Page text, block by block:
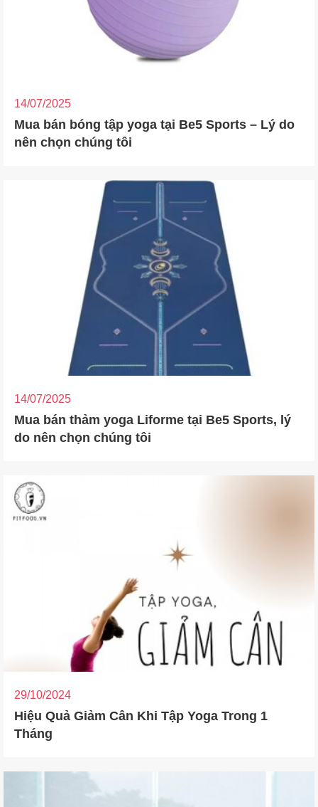
14/07/2025
Mua bán bóng tập yoga tại Be5 Sports – Lý do
nên chọn chúng tôi
14/07/2025
Mua bán thảm yoga Liforme tại Be5 Sports, lý
do nên chọn chúng tôi
29/10/2024
Hiệu Quả Giảm Cân Khi Tập Yoga Trong 1
Tháng